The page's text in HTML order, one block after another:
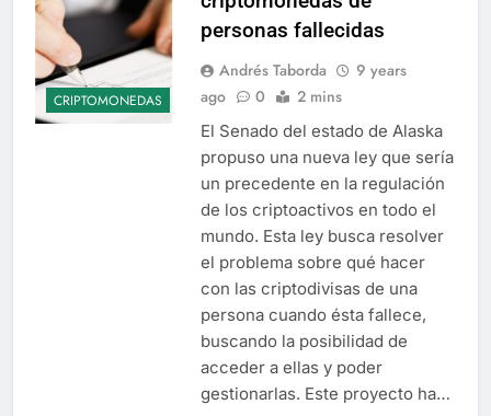
CRIPTOMONEDAS
personas fallecidas
Andrés Taborda
9 years
ago
0 2 mins
El Senado del estado de Alaska
propuso una nueva ley que sería
un precedente en la regulación
de los criptoactivos en todo el
mundo. Esta ley busca resolver
el problema sobre qué hacer
con las criptodivisas de una
persona cuando ésta fallece,
buscando la posibilidad de
acceder a ellas y poder
gestionarlas. Este proyecto ha…